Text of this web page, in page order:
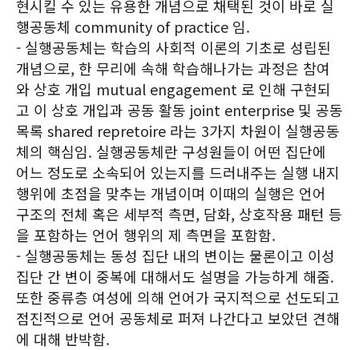
현시킬 수 있는 유용한 개념으로 채택된 것이 바로 실
행공동체 community of practice 임.
- 실행공동체는 학습의 사회적 이론의 기초로 성립된
개념으로, 한 무리에 속해 학습해나가는 과정은 참여
와 상호 개입 mutual engagement 로 인해 구현되
고 이 상호 개입과 공동 활동 joint enterprise 및 공동
목록 shared repretoire 라는 3가지 차원이 실행공동
체의 핵심임. 실행공동체란 구성원들이 어떤 집단에
어느 정도로 소속되어 있는지를 드러내주는 실행 내지
행위에 초점을 맞추는 개념이며 이때의 실행은 언어
구조의 전체 혹은 세부적 측면, 담화, 상호작용 패턴 등
을 포함하는 언어 행위의 제 측면을 포함함.
- 실행공동체는 동성 집단 내의 변이는 물론이고 이성
집단 간 변이 중복에 대해서도 설명을 가능하게 해줌.
또한 중류층 여성에 의해 언어가 국지적으로 선도되고
점진적으로 언어 공동체로 퍼져 나간다고 보았던 견해
에 대해 반박함.